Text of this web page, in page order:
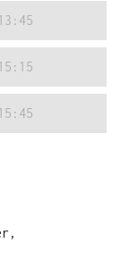
13:45
15:15
15:45